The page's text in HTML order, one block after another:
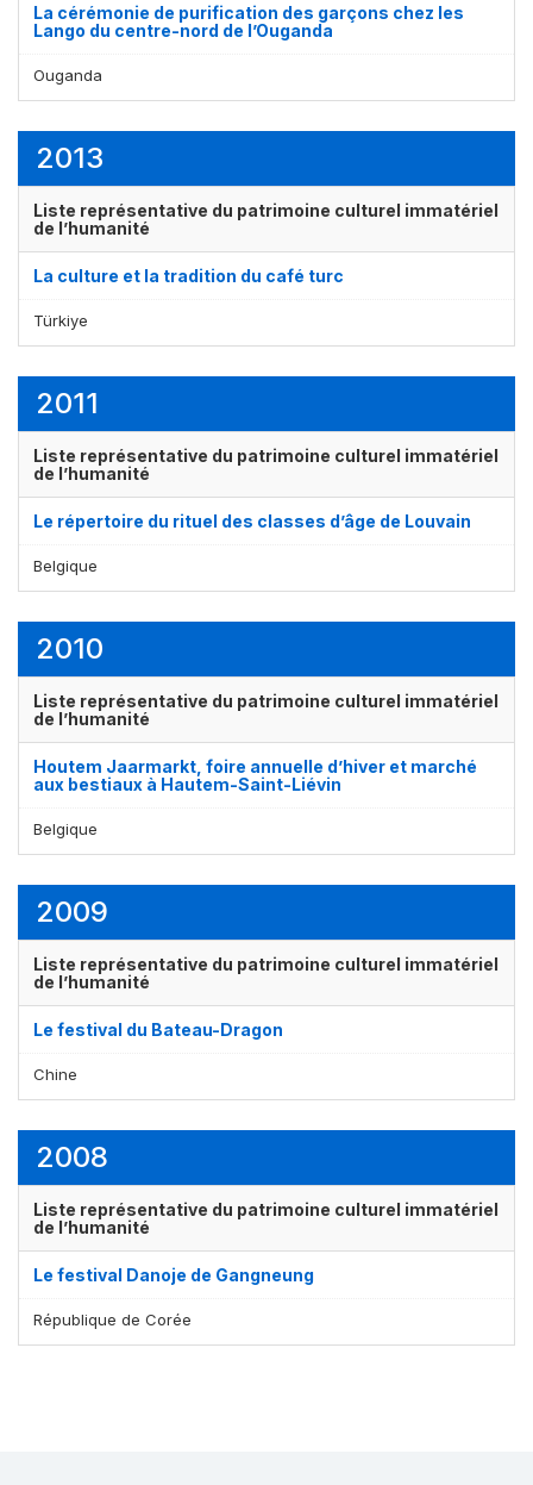
La cérémonie de purification des garçons chez les
Lango du centre-nord de l’Ouganda
Ouganda
2013
Liste représentative du patrimoine culturel immatériel
de l’humanité
La culture et la tradition du café turc
Türkiye
2011
Liste représentative du patrimoine culturel immatériel
de l’humanité
Le répertoire du rituel des classes d’âge de Louvain
Belgique
2010
Liste représentative du patrimoine culturel immatériel
de l’humanité
Houtem Jaarmarkt, foire annuelle d’hiver et marché
aux bestiaux à Hautem-Saint-Liévin
Belgique
2009
Liste représentative du patrimoine culturel immatériel
de l’humanité
Le festival du Bateau-Dragon
Chine
2008
Liste représentative du patrimoine culturel immatériel
de l’humanité
Le festival Danoje de Gangneung
République de Corée